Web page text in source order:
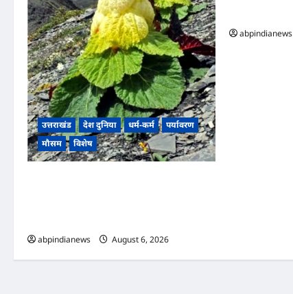
उत्तराखंड देश दुनिया धर्म-कर्म
पर्यावरण
मौसम
विशेष
abpindianews
August 6, 2026
abpindianews